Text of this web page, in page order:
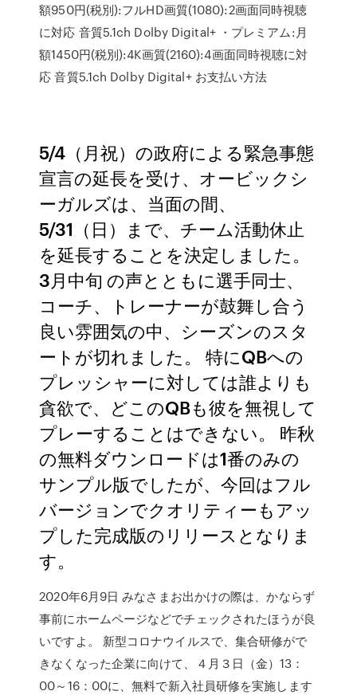
額950円(税別):フルHD画質(1080):2画面同時視聴
に対応 音質5.1ch Dolby Digital+ ・プレミアム:月
額1450円(税別):4K画質(2160):4画面同時視聴に対
応 音質5.1ch Dolby Digital+ お支払い方法
5/4（月祝）の政府による緊急事態
宣言の延長を受け、オービックシ
ーガルズは、当面の間、
5/31（日）まで、チーム活動休止
を延長することを決定しました。
3月中旬 の声とともに選手同士、
コーチ、トレーナーが鼓舞し合う
良い雰囲気の中、シーズンのスタ
ートが切れました。 特にQBへの
プレッシャーに対しては誰よりも
貪欲で、どこのQBも彼を無視して
プレーすることはできない。 昨秋
の無料ダウンロードは1番のみの
サンプル版でしたが、今回はフル
バージョンでクオリティーもアッ
プした完成版のリリースとなりま
す。
2020年6月9日 みなさまお出かけの際は、かならず
事前にホームページなどでチェックされたほうが良
いですよ。 新型コロナウイルスで、集合研修がで
きなくなった企業に向けて、４月３日（金）13：
00～16：00に、無料で新入社員研修を実施します